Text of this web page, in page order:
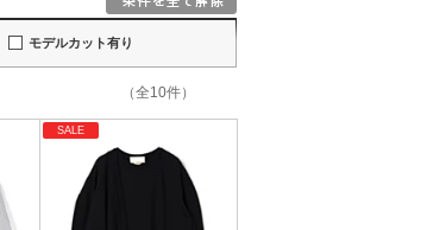
会員特典のご案内
初めてのお客様
よくあるご質問
お問合せ
モデルカット有り
（全10件）
SALE